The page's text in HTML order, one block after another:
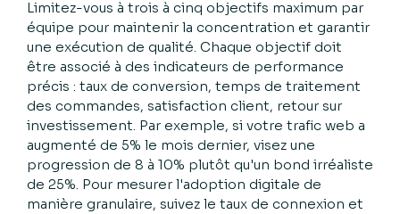
Limitez-vous à trois à cinq objectifs maximum par
équipe pour maintenir la concentration et garantir
une exécution de qualité. Chaque objectif doit
être associé à des indicateurs de performance
précis : taux de conversion, temps de traitement
des commandes, satisfaction client, retour sur
investissement. Par exemple, si votre trafic web a
augmenté de 5% le mois dernier, visez une
progression de 8 à 10% plutôt qu'un bond irréaliste
de 25%. Pour mesurer l'adoption digitale de
manière granulaire, suivez le taux de connexion et